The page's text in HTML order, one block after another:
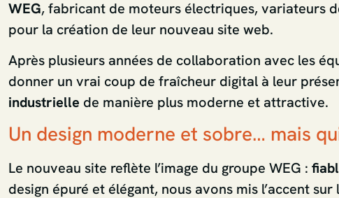
WEG, fabricant de moteurs électriques, variateurs
pour la création de leur nouveau site web.
Après plusieurs années de collaboration avec les
donner un vrai coup de fraîcheur digital à leur
industrielle de manière plus moderne et attractive.
Un design moderne et sobre… mais
Le nouveau site reflète l’image du groupe WEG :
design épuré et élégant, nous avons mis l’accent